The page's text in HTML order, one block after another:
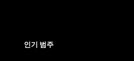
인기 범주